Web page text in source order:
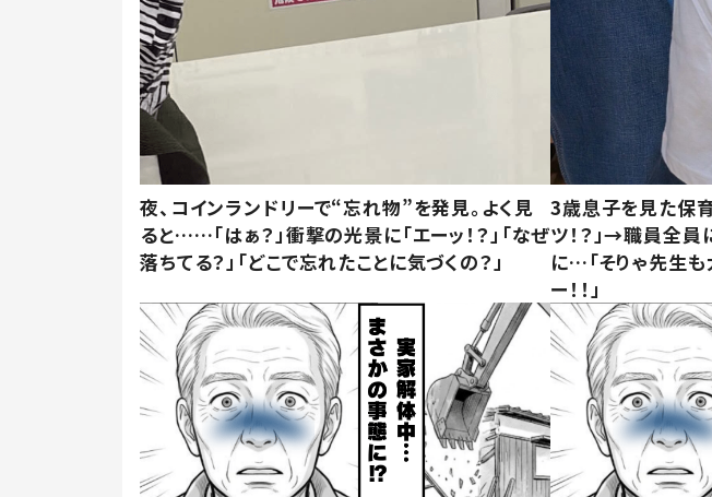
夜、コインランドリーで“忘れ物”を発見。よく見
ると……「はぁ？」衝撃の光景に「エーッ！？」「なぜ
落ちてる？」「どこで忘れたことに気づくの？」
3歳息子を見た保
ツ！？」→職員全
に…「そりゃ先生も
ー！！」